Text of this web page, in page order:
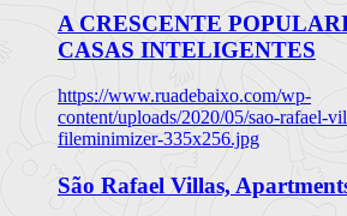
A CRESCENTE
CASAS INTELIGENTES
https://www.ruadebaixo.com/wp-
content/uploads/2020/05/sao-rafael-
fileminimizer-335x256.jpg
São Rafael Villas,